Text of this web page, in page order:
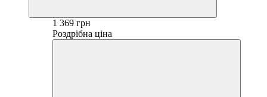
1 369 грн
Роздрібна ціна